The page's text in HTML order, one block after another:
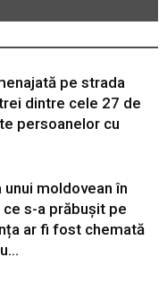
pe strada
dintre cele 27 de
persoanelor cu
moldovean în
s-a prăbușit pe
ar fi fost chemată